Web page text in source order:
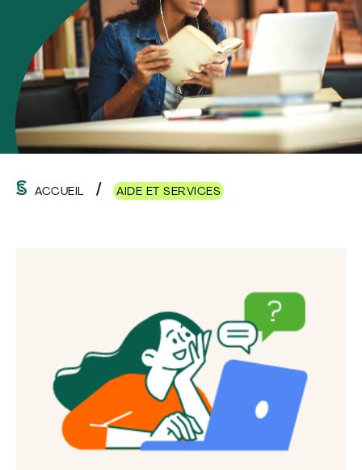
ACCUEIL AIDE ET SERVICES